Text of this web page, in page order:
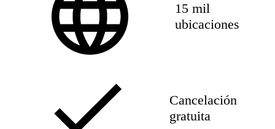
15 mil
ubicaciones
Cancelación
gratuita